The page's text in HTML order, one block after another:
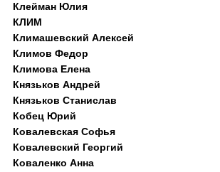
Клейман Юлия
КЛИМ
Климашевский Алексей
Климов Федор
Климова Елена
Князьков Андрей
Князьков Станислав
Кобец Юрий
Ковалевская Софья
Ковалевский Георгий
Коваленко Анна